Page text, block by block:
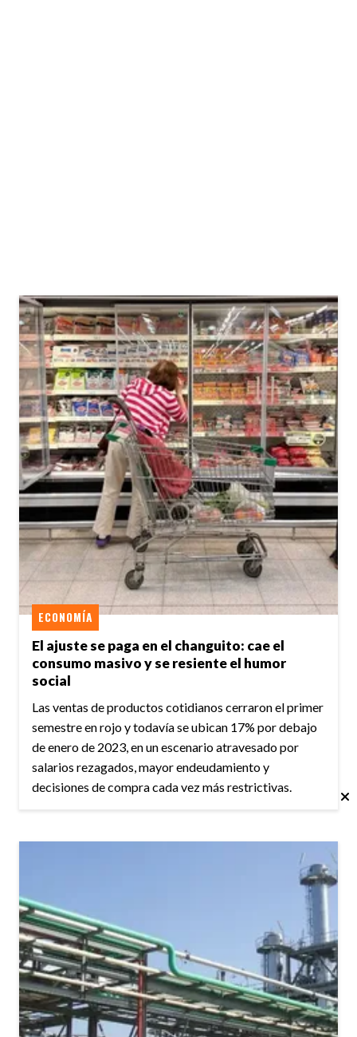
El ajuste se paga en el changuito: cae el
consumo masivo y se resiente el humor
social
ECONOMÍA
Las ventas de productos cotidianos cerraron el primer
semestre en rojo y todavía se ubican 17% por debajo
de enero de 2023, en un escenario atravesado por
salarios rezagados, mayor endeudamiento y
decisiones de compra cada vez más restrictivas.